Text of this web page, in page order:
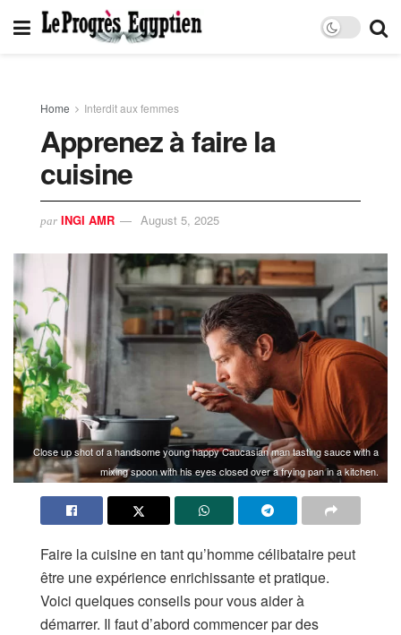
Home Interdit aux femmes
Apprenez à faire la
cuisine
par INGI AMR August 5, 2025
Close up shot of a handsome young happy Caucasian man tasting sauce with a
mixing spoon with his eyes closed over a frying pan in a kitchen.
Faire la cuisine en tant qu’homme célibataire peut
être une expérience enrichissante et pratique.
Voici quelques conseils pour vous aider à
démarrer. Il faut d’abord commencer par des